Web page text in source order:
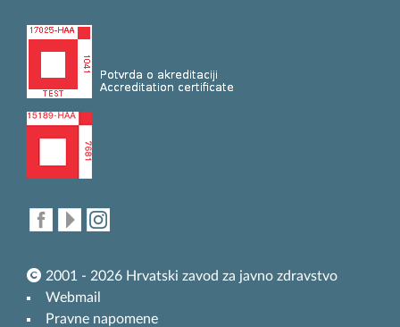
2001 - 2026 Hrvatski zavod za javno zdravstvo
Webmail
Pravne napomene